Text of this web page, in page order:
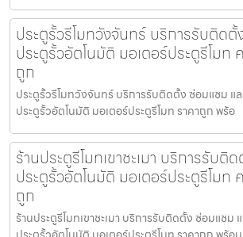
ประตูรั้วรีโมทวังจันทร์ บริการรับติดตั้
ประตูรั้วอัตโนมัติ มอเตอร์ประตูรีโมท
ถูก
ประตูรั้วรีโมทวังจันทร์ บริการรับติดตั้ง ซ่อมแซม แล
ประตูรั้วอัตโนมัติ มอเตอร์ประตูรีโมท ราคาถูก พร้อ
ร้านประตูรีโมทเขาชะเมา บริการรับติ
ประตูรั้วอัตโนมัติ มอเตอร์ประตูรีโมท
ถูก
ร้านประตูรีโมทเขาชะเมา บริการรับติดตั้ง ซ่อมแซม